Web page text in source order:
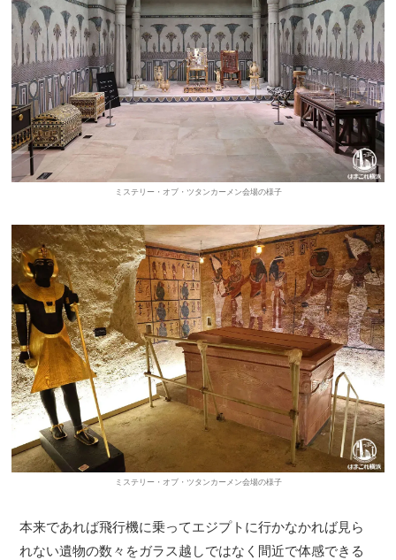
ミステリー・オブ・ツタンカーメン会場の様子
ミステリー・オブ・ツタンカーメン会場の様子
本来であれば飛行機に乗ってエジプトに行かなかれば見ら
れない遺物の数々をガラス越しではなく間近で体感できる